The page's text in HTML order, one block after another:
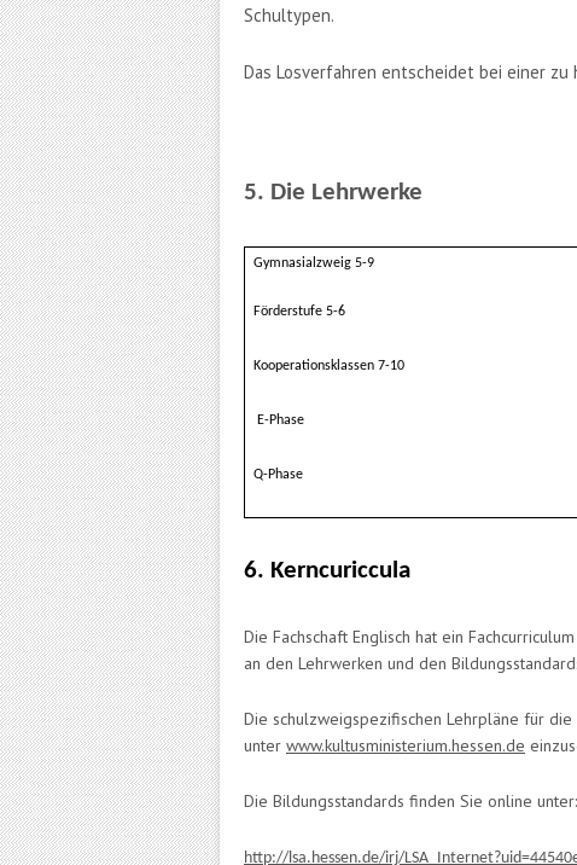
Schultypen.
Das Losverfahren entscheidet bei einer zu
5. Die Lehrwerke
Gymnasialzweig 5-9
Förderstufe 5-6
Kooperationsklassen 7-10
E-Phase
Q-Phase
6. Kerncuriccula
Die Fachschaft Englisch hat ein
an den Lehrwerken und den
Die schulzweigspezifischen Lehrpläne für
unter www.kultusministerium.hessen.de
Die Bildungsstandards finden Sie online unter:
http://lsa.hessen.de/irj/